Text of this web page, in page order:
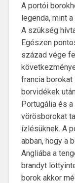
A portói
legenda, mint
A szükség
Egészen
század vége
francia
borvidékek
Portugália és
vörösborokat
ízlésüknek. A
abban, hogy a
Angliába a
brandyt
borok akkor